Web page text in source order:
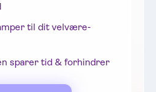
til dit velvære-
sparer tid & forhindrer